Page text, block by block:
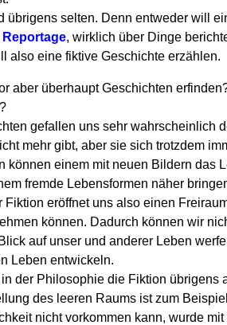
übrigens selten. Denn entweder will
Reportage, wirklich über Dinge
also eine fiktive Geschichte erzählen.
aber überhaupt Geschichten
gefallen uns sehr wahrscheinlich
mehr gibt, aber sie sich trotzdem
können einem mit neuen Bildern das
fremde Lebensformen näher
Fiktion eröffnet uns also einen
können. Dadurch können wir
auf unser und anderer Leben
Leben entwickeln.
der Philosophie die Fiktion
des leeren Raums ist zum
nicht vorkommen kann, wurde